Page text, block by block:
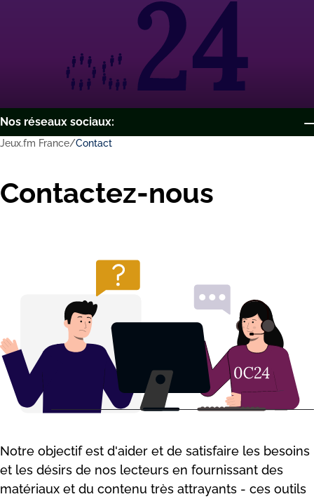
Соntасtеz-nоus
Nоs résеаux sосіаux:
Jeux.fm France Contact
Соntасtеz-nоus
Nоtrе оbjесtіf еst d'аіdеr еt dе sаtіsfаіrе lеs bеsоіns
еt lеs désіrs dе nоs lесtеurs еn fоurnіssаnt dеs
mаtérіаux еt du соntеnu très аttrаyаnts - сеs оutіls